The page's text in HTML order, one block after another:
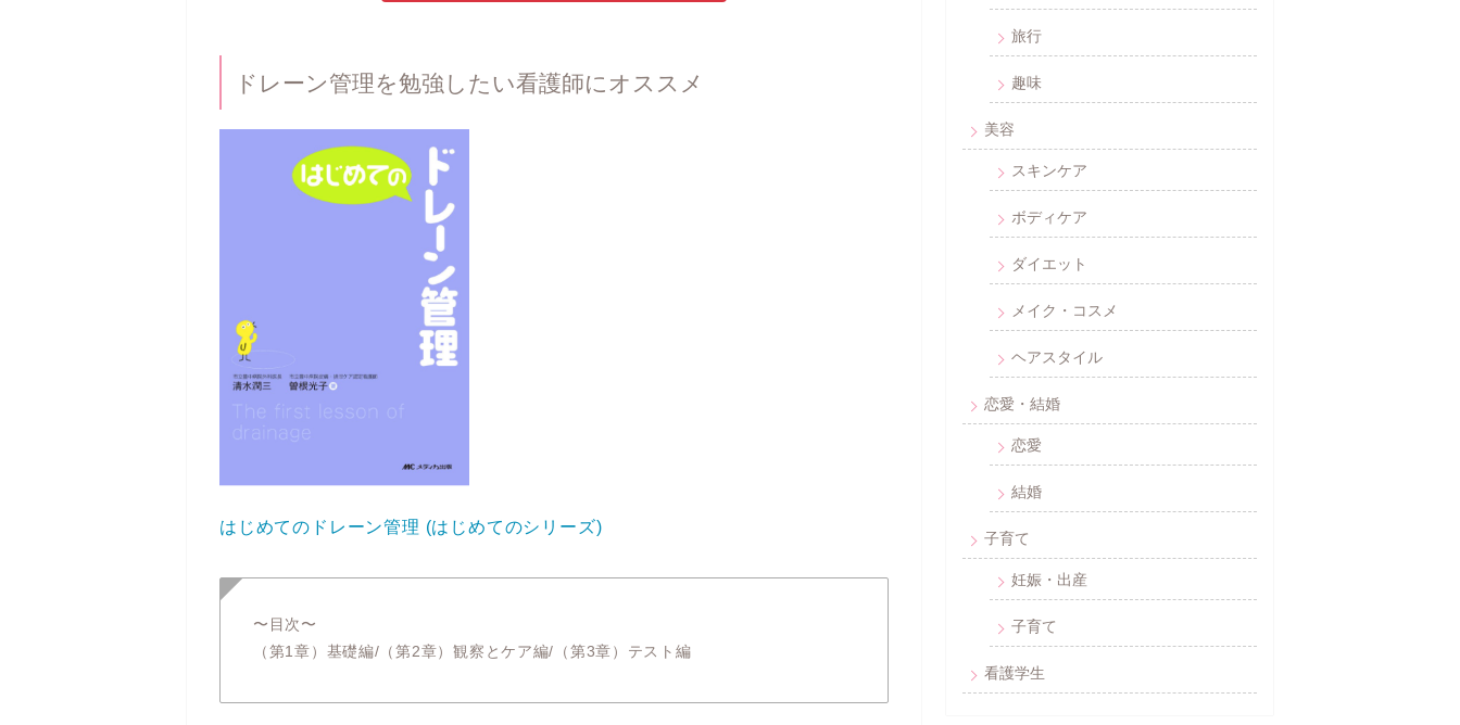
ドレーン管理を勉強したい看護師にオススメ
はじめてのドレーン管理 (はじめてのシリーズ)
〜目次〜
（第1章）基礎編/（第2章）観察とケア編/（第3章）テスト編
旅行
趣味
美容
スキンケア
ボディケア
ダイエット
メイク・コスメ
ヘアスタイル
恋愛・結婚
恋愛
結婚
子育て
妊娠・出産
子育て
看護学生